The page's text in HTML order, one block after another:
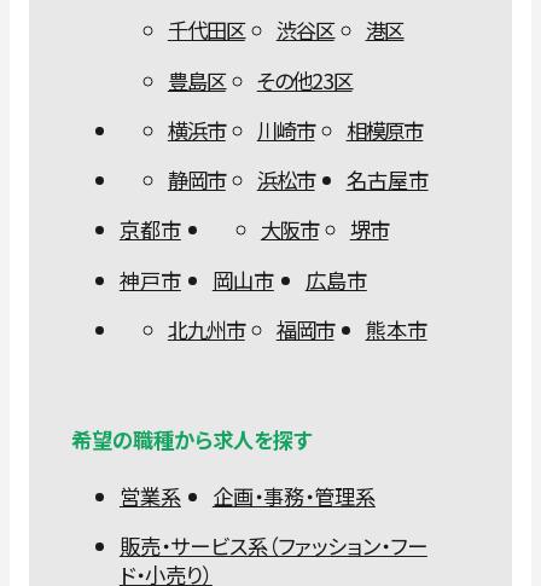
千代田区 渋谷区
港区
豊島区
その他23区
横浜市
川崎市
相模原市
静岡市
浜松市
名古屋市
京都市
大阪市
堺市
神戸市
岡山市
広島市
北九州市
福岡市 熊本市
希望の職種から求人を探す
営業系
企画・事務・管理系
販売・サービス系（ファッション・フー
ド・小売り）